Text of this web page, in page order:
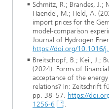
Schmitz, R.; Brandes, J.;
Haendel, M.; Held, A.
import prices for the
model-comparison
Journal of Hydrogen
https://doi.org/10.1016/
Breitschopf, B.; Keil, J.;
(2024): Forms of
acceptance of the
relations? In: Zeitschrift
pp. 38–57. https://
1256-6
.